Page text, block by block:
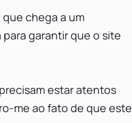
chega a um
garantir que o site
estar atentos
me ao fato de que este